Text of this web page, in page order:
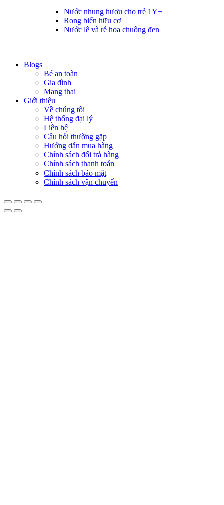
Nước nhung hươu cho trẻ 1Y+
Rong biển hữu cơ
Nước lê và rễ hoa chuông đen
Blogs
Bé an toàn
Gia đình
Mang thai
Giới thiệu
Về chúng tôi
Hệ thống đại lý
Liên hệ
Câu hỏi thường gặp
Hướng dẫn mua hàng
Chính sách đổi trả hàng
Chính sách thanh toán
Chính sách bảo mật
Chính sách vận chuyển